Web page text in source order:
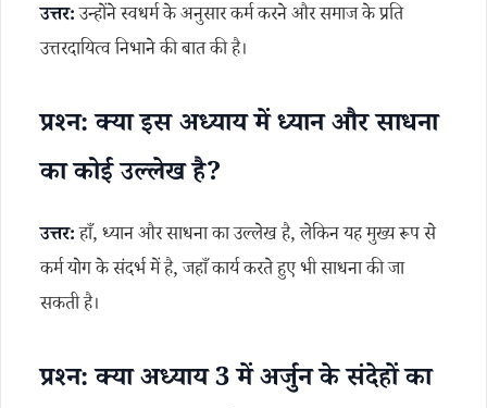
उत्तर:उन्होंने स्वधर्म के अनुसार कर्म करने और समाज के प्रति
उत्तरदायित्व निभाने की बात की है।
प्रश्न: क्या इस अध्याय में ध्यान और साधना
का कोई उल्लेख है?
उत्तर:हाँ, ध्यान और साधना का उल्लेख है, लेकिन यह मुख्य रूप से
कर्म योग के संदर्भ में है, जहाँ कार्य करते हुए भी साधना की जा
सकती है।
प्रश्न: क्या अध्याय 3 में अर्जुन के संदेहों का